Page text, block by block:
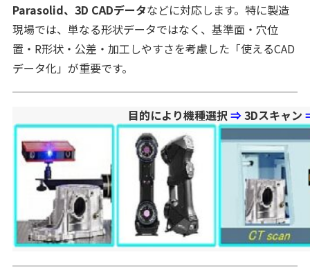
Parasolid、3D CADデータなどに対応します。特に製造
現場では、単なる形状データではなく、基準面・穴位
置・R形状・公差・加工しやすさを考慮した「使えるCAD
データ化」が重要です。
目的により機種選択⇒3Dスキャン